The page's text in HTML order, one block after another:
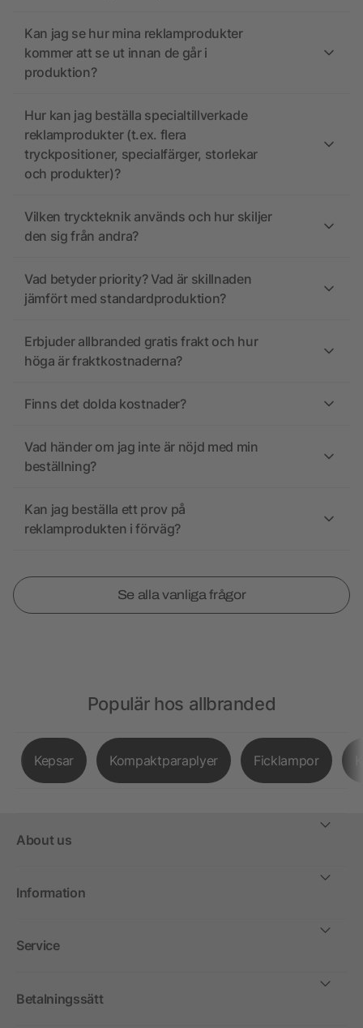
Kan jag se hur mina reklamprodukter
kommer att se ut innan de går i
produktion?
Hur kan jag beställa specialtillverkade
reklamprodukter (t.ex. flera
tryckpositioner, specialfärger, storlekar
och produkter)?
Vilken tryckteknik används och hur skiljer
den sig från andra?
Vad betyder priority? Vad är skillnaden
jämfört med standardproduktion?
Erbjuder allbranded gratis frakt och hur
höga är fraktkostnaderna?
Finns det dolda kostnader?
Vad händer om jag inte är nöjd med min
beställning?
Kan jag beställa ett prov på
reklamprodukten i förväg?
Se alla vanliga frågor
Populär hos allbranded
Kepsar Kompaktparaplyer Ficklampor
About us
Information
Service
Betalningssätt